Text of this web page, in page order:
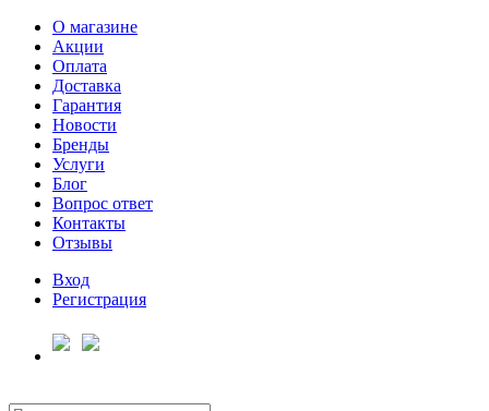
О магазине
Акции
Оплата
Доставка
Гарантия
Новости
Бренды
Услуги
Блог
Вопрос ответ
Контакты
Отзывы
Вход
Регистрация
Для клиентов всех банков
Разбейте
оплатуна части
без переплат
График платежей
Сегодня